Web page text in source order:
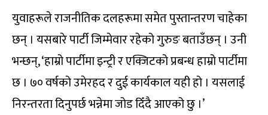
युवाहरूले राजनीतिक दलहरूमा समेत पुस्तान्तरण चाहेका
छन् । यसबारे पार्टी जिम्मेवार रहेको गुरुङ बताउँछन् । उनी
भन्छन्, ‘हाम्रो पार्टीमा इन्ट्री र एक्जिटको प्रबन्ध हाम्रो पार्टीमा
छ । ७० वर्षको उमेरहद र दुई कार्यकाल यही हो । यसलाई
निरन्तरता दिनुपर्छ भन्नेमा जोड दिँदै आएको छु ।’